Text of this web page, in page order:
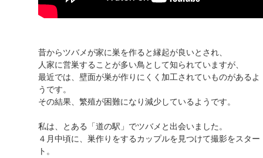
昔からツバメが家に巣を作ると縁起が良いとされ、
人家に営巣することが多い鳥として知られていますが、
最近では、壁面が巣が作りにくく加工されていものがあるよ
うです。
その結果、繁殖が困難になり減少しているようです。
私は、とある「道の駅」でツバメと出会いました。
４月中頃に、巣作りをするカップルを見つけて撮影をスター
ト。